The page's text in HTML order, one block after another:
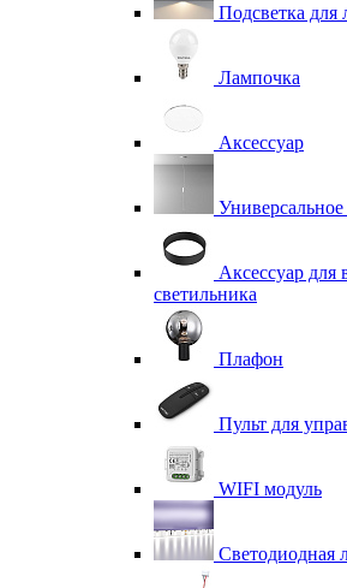
Подсветка для
Лампочка
Аксессуар
Аксессуар для
светильника
Плафон
Пульт для
WIFI модуль
Светодиодная